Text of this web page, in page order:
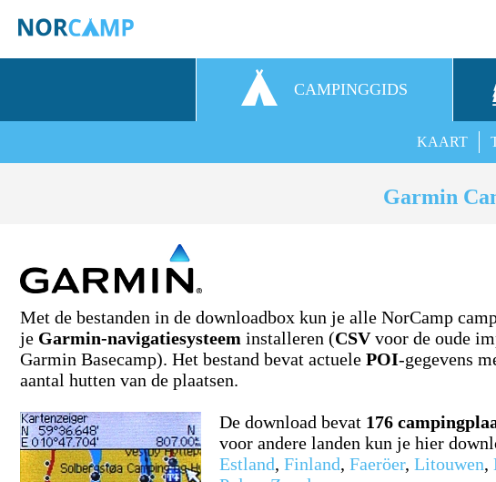
CAMPINGGIDS
KAART
Garmin
Met de bestanden in de downloadbox kun je alle NorCamp
je Garmin-navigatiesysteem installeren (CSVvoor de oude
Garmin Basecamp). Het bestand bevat actuele POI-gegevens
aantal hutten van de plaatsen.
De download bevat 176
voor andere landen kun je hier
Estland, Finland, Faeröer, Litouwen,